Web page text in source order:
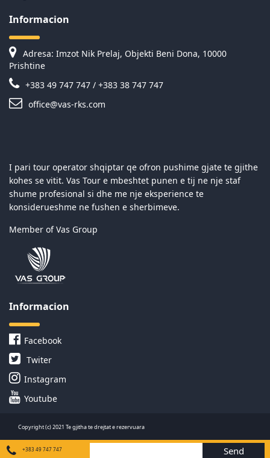
Informacion
Adresa: Imzot Nik Prelaj, Objekti Beni Dona, 10000
Prishtine
+383 49 747 747 / +383 38 747 747
office@vas-rks.com
I pari tour operator shqiptar qe ofron pushime gjate te gjithe
kohes se vitit. Vas Tour e mbeshtet punen e tij ne nje staf
shume profesional si dhe me nje eksperience te
konsiderueshme ne fushen e sherbimeve.
Member of Vas Group
Informacion
Facebook
Twiter
Instagram
Youtube
Copyright (c) 2021 Te gjitha te drejtat e rezervuara
+383 49 747 747 Send